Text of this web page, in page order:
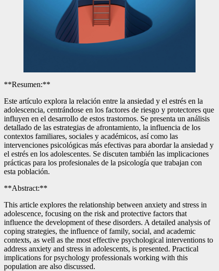
**Resumen:**
Este artículo explora la relación entre la ansiedad y el estrés en la
adolescencia, centrándose en los factores de riesgo y protectores que
influyen en el desarrollo de estos trastornos. Se presenta un análisis
detallado de las estrategias de afrontamiento, la influencia de los
contextos familiares, sociales y académicos, así como las
intervenciones psicológicas más efectivas para abordar la ansiedad y
el estrés en los adolescentes. Se discuten también las implicaciones
prácticas para los profesionales de la psicología que trabajan con
esta población.
**Abstract:**
This article explores the relationship between anxiety and stress in
adolescence, focusing on the risk and protective factors that
influence the development of these disorders. A detailed analysis of
coping strategies, the influence of family, social, and academic
contexts, as well as the most effective psychological interventions to
address anxiety and stress in adolescents, is presented. Practical
implications for psychology professionals working with this
population are also discussed.